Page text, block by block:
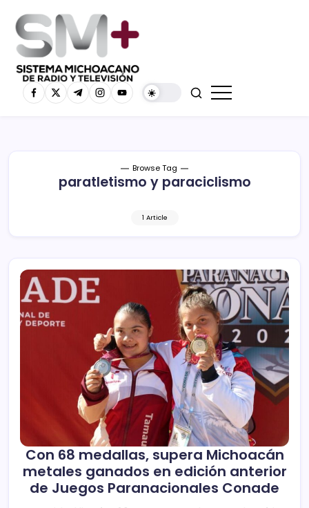
Browse Tag
paratletismo y paraciclismo
1 Article
Con 68 medallas, supera Michoacán
metales ganados en edición anterior
de Juegos Paranacionales Conade